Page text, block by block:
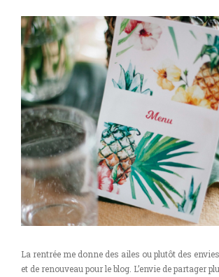
La rentrée me donne des ailes ou plutôt des
et de renouveau pour le blog. L’envie de partager